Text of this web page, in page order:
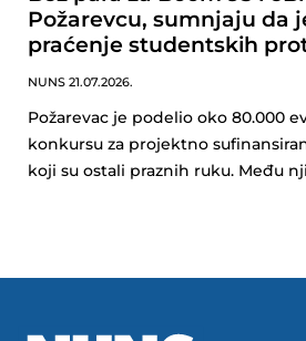
Požarevcu, sumnjaju da
praćenje studentskih
NUNS 21.07.2026.
Požarevac je podelio oko 80.000
konkursu za projektno
koji su ostali praznih ruku. Među